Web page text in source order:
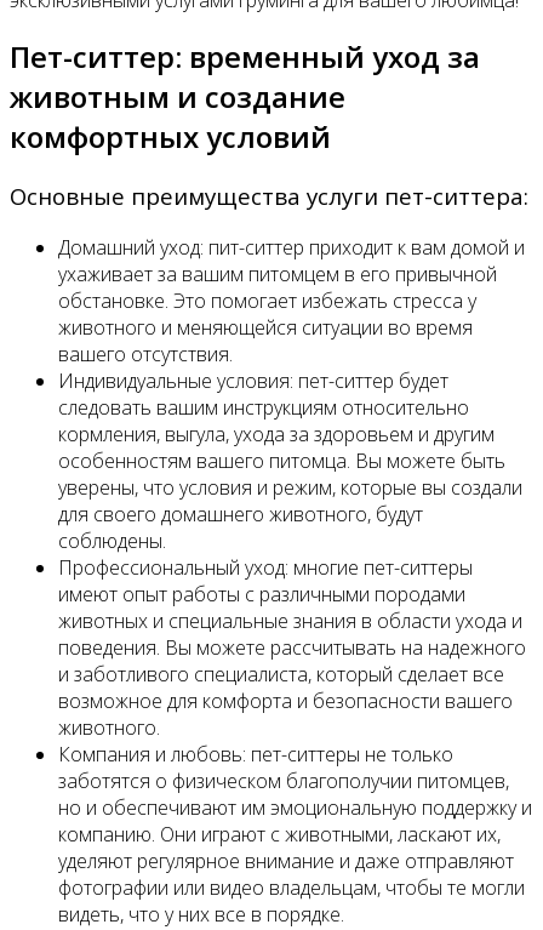
Пет-ситтер: временный уход за
животным и создание
комфортных условий
Основные преимущества услуги пет-ситтера:
Домашний уход: пит-ситтер приходит к вам домой и
ухаживает за вашим питомцем в его привычной
обстановке. Это помогает избежать стресса у
животного и меняющейся ситуации во время
вашего отсутствия.
Индивидуальные условия: пет-ситтер будет
следовать вашим инструкциям относительно
кормления, выгула, ухода за здоровьем и другим
особенностям вашего питомца. Вы можете быть
уверены, что условия и режим, которые вы создали
для своего домашнего животного, будут
соблюдены.
Профессиональный уход: многие пет-ситтеры
имеют опыт работы с различными породами
животных и специальные знания в области ухода и
поведения. Вы можете рассчитывать на надежного
и заботливого специалиста, который сделает все
возможное для комфорта и безопасности вашего
животного.
Компания и любовь: пет-ситтеры не только
заботятся о физическом благополучии питомцев,
но и обеспечивают им эмоциональную поддержку и
компанию. Они играют с животными, ласкают их,
уделяют регулярное внимание и даже отправляют
фотографии или видео владельцам, чтобы те могли
видеть, что у них все в порядке.